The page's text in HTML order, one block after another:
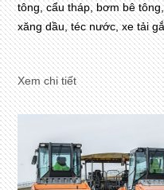
tông, cẩu tháp, bơm bê
xăng dầu, téc nước, xe tải
Xem chi tiết